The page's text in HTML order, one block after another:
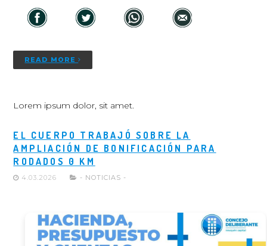
READ MORE
Lorem ipsum dolor, sit amet.
EL CUERPO TRABAJÓ SOBRE LA
AMPLIACIÓN DE BONIFICACIÓN PARA
RODADOS 0 KM
4.03.2026 - NOTICIAS -